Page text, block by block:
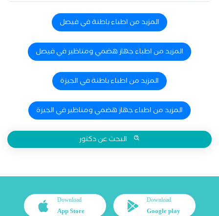
المزيد من اطباء باطنة في فيصل
المزيد من اطباء جهاز هضمي ومناظير في فيصل
المزيد من اطباء باطنة في الجيزة
المزيد من اطباء جهاز هضمي ومناظير في الجيزة
البحث عن دكتور
Download
Google play
Download
App Store